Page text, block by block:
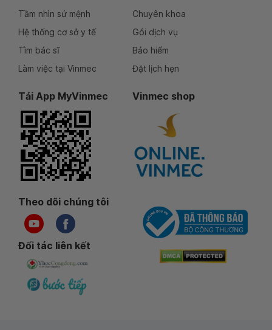
Tầm nhìn sứ mệnh
Hệ thống cơ sở y tế
Tìm bác sĩ
Làm việc tại Vinmec
Chuyên khoa
Gói dịch vụ
Bảo hiểm
Đặt lịch hẹn
Tải App MyVinmec Vinmec shop
Theo dõi chúng tôi
Đối tác liên kết